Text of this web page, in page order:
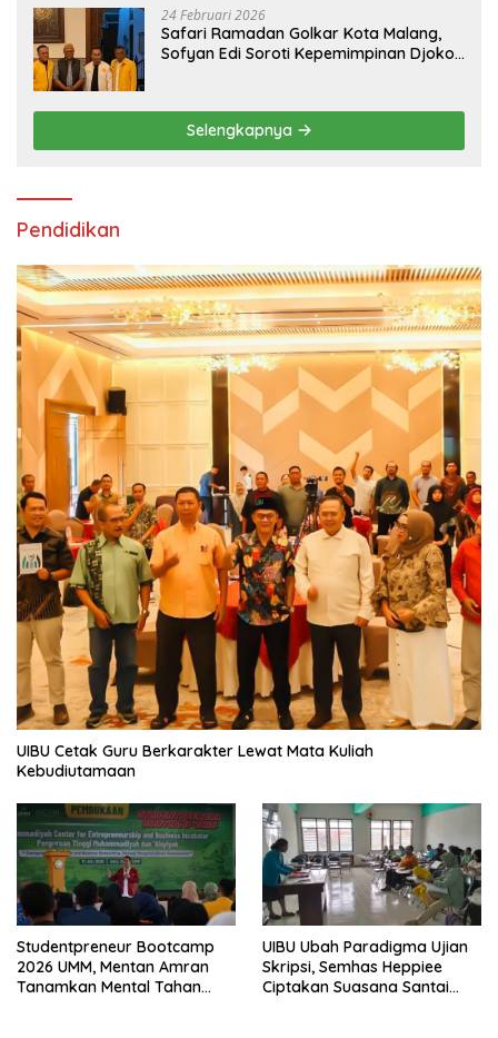
24 Februari 2026
Safari Ramadan Golkar Kota Malang,
Sofyan Edi Soroti Kepemimpinan Djoko
Selengkapnya
Pendidikan
UIBU Cetak Guru Berkarakter Lewat Mata Kuliah
Kebudiutamaan
Studentpreneur Bootcamp
2026 UMM, Mentan Amran
Tanamkan Mental Tahan
UIBU Ubah Paradigma Ujian
Skripsi, Semhas Heppiee
Ciptakan Suasana Santai